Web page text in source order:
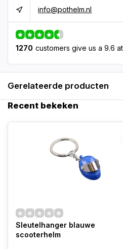
info@pothelm.nl
1270 customers give us a 9.6 at
Gerelateerde producten
Recent bekeken
Sleutelhanger blauwe
scooterhelm